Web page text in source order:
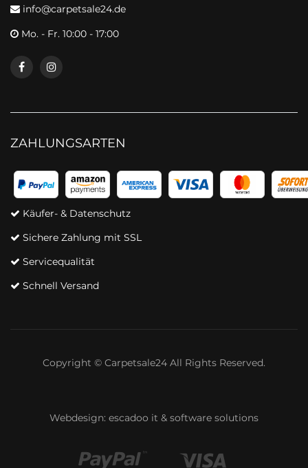
info@carpetsale24.de
Mo. - Fr. 10:00 - 17:00
ZAHLUNGSARTEN
Käufer- & Datenschutz
Sichere Zahlung mit SSL
Servicequalität
Schnell Versand
Copyright © Carpetsale24 All Rights Reserved.
Webdesign: escadoo it & software solutions